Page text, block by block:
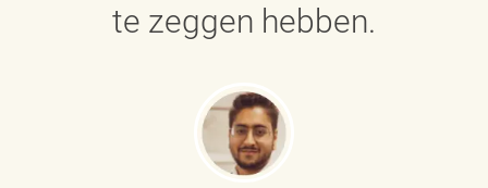
te zeggen hebben.